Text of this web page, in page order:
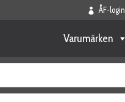
ÅF-login
Varumärken